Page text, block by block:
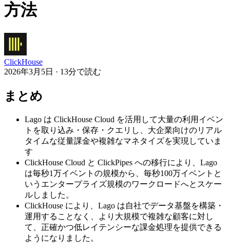
方法
ClickHouse
2026年3月5日 · 13分で読む
まとめ
Lago は ClickHouse Cloud を活用して大量の利用イベン
トを取り込み・保存・クエリし、大企業向けのリアル
タイムな従量課金や複雑なマネタイズを実現していま
す
ClickHouse Cloud と ClickPipes への移行により、Lago
は毎秒1万イベントの規模から、毎秒100万イベントと
いうエンタープライズ規模のワークロードへとスケー
ルしました。
ClickHouse により、Lago は自社でデータ基盤を構築・
運用することなく、より大規模で複雑な顧客に対し
て、正確かつ低レイテンシーな課金処理を提供できる
ようになりました。